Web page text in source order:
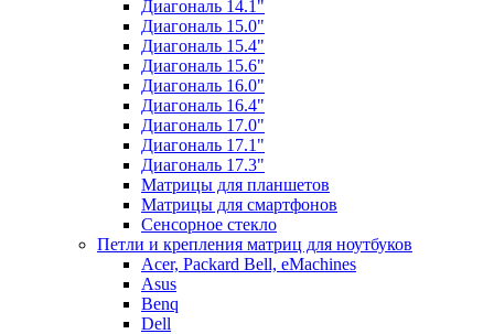
Диагональ 14.1"
Диагональ 15.0"
Диагональ 15.4"
Диагональ 15.6"
Диагональ 16.0"
Диагональ 16.4"
Диагональ 17.0"
Диагональ 17.1"
Диагональ 17.3"
Матрицы для планшетов
Матрицы для смартфонов
Сенсорное стекло
Петли и крепления матриц для ноутбуков
Acer, Packard Bell, eMachines
Asus
Benq
Dell